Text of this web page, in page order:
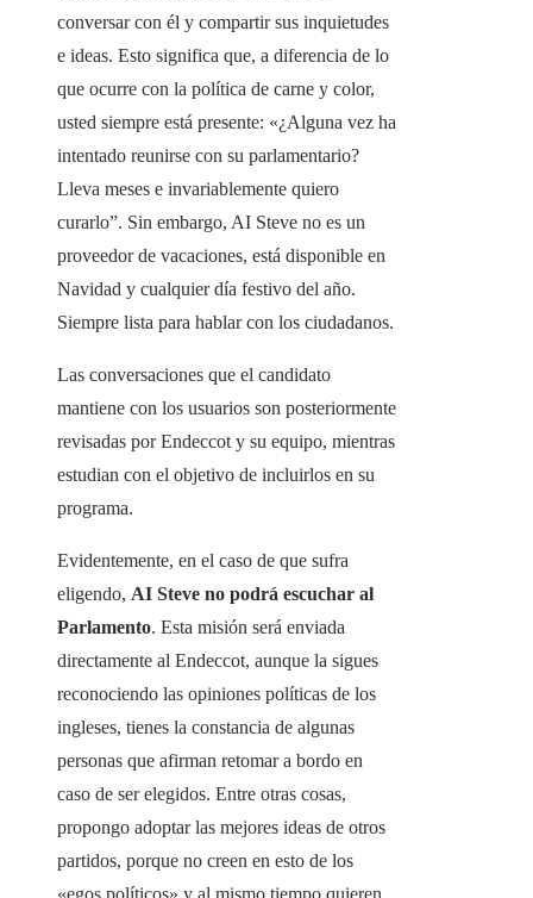
conversar con él y compartir sus inquietudes
e ideas. Esto significa que, a diferencia de lo
que ocurre con la política de carne y color,
usted siempre está presente: «¿Alguna vez ha
intentado reunirse con su parlamentario?
Lleva meses e invariablemente quiero
curarlo”. Sin embargo, AI Steve no es un
proveedor de vacaciones, está disponible en
Navidad y cualquier día festivo del año.
Siempre lista para hablar con los ciudadanos.
Las conversaciones que el candidato
mantiene con los usuarios son posteriormente
revisadas por Endeccot y su equipo, mientras
estudian con el objetivo de incluirlos en su
programa.
Evidentemente, en el caso de que sufra
eligendo, AI Steve no podrá escuchar al
Parlamento. Esta misión será enviada
directamente al Endeccot, aunque la sigues
reconociendo las opiniones políticas de los
ingleses, tienes la constancia de algunas
personas que afirman retomar a bordo en
caso de ser elegidos. Entre otras cosas,
propongo adoptar las mejores ideas de otros
partidos, porque no creen en esto de los